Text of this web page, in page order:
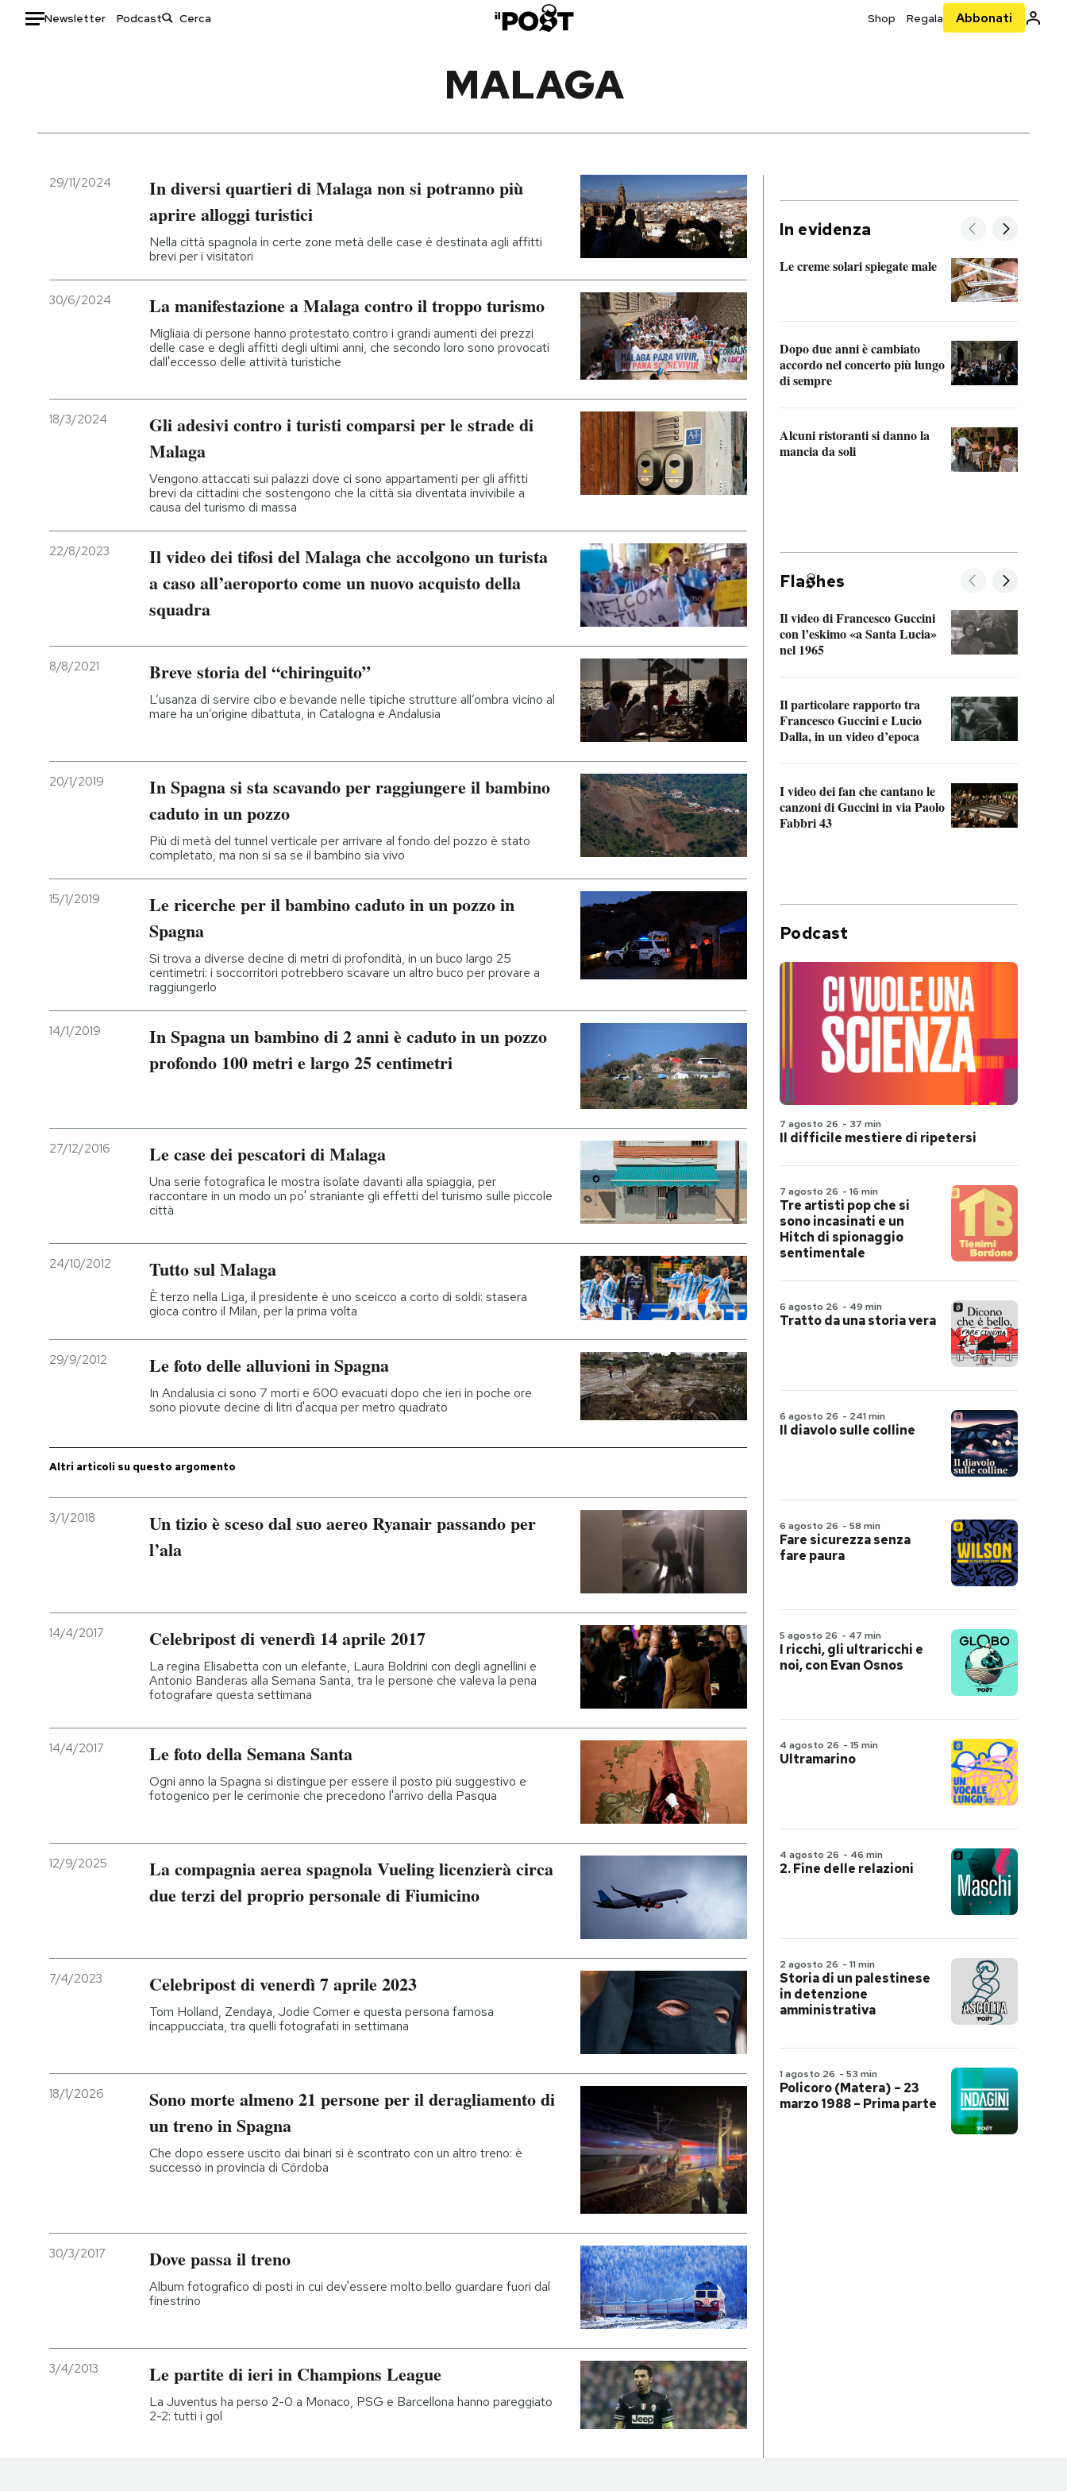
Newsletter Podcast Shop Regala Abbonati
Italia
Politica
Economia
Moda
Storie/Idee
Ok Boomer!
Media
Mondiali calcio 2026
I MIEI PREFERITI
SHOP
AREA PERSONALE
MALAGA
29/11/2024
In diversi quartieri di Malaga non si potranno più
aprire alloggi turistici
Nella città spagnola in certe zone metà delle case è destinata agli affitti
brevi per i visitatori
30/6/2024 La manifestazione a Malaga contro il troppo turismo
Migliaia di persone hanno protestato contro i grandi aumenti dei prezzi
delle case e degli affitti degli ultimi anni, che secondo loro sono provocati
dall'eccesso delle attività turistiche
18/3/2024
Gli adesivi contro i turisti comparsi per le strade di
Malaga
Vengono attaccati sui palazzi dove ci sono appartamenti per gli affitti
brevi da cittadini che sostengono che la città sia diventata invivibile a
causa del turismo di massa
22/8/2023
Il video dei tifosi del Malaga che accolgono un turista
a caso all’aeroporto come un nuovo acquisto della
squadra
8/8/2021 Breve storia del “chiringuito”
L’usanza di servire cibo e bevande nelle tipiche strutture all’ombra vicino al
mare ha un’origine dibattuta, in Catalogna e Andalusia
20/1/2019
In Spagna si sta scavando per raggiungere il bambino
caduto in un pozzo
Più di metà del tunnel verticale per arrivare al fondo del pozzo è stato
completato, ma non si sa se il bambino sia vivo
15/1/2019
Le ricerche per il bambino caduto in un pozzo in
Spagna
Si trova a diverse decine di metri di profondità, in un buco largo 25
centimetri: i soccorritori potrebbero scavare un altro buco per provare a
raggiungerlo
14/1/2019
In Spagna un bambino di 2 anni è caduto in un pozzo
profondo 100 metri e largo 25 centimetri
27/12/2016 Le case dei pescatori di Malaga
Una serie fotografica le mostra isolate davanti alla spiaggia, per
raccontare in un modo un po' straniante gli effetti del turismo sulle piccole
città
24/10/2012 Tutto sul Malaga
È terzo nella Liga, il presidente è uno sceicco a corto di soldi: stasera
gioca contro il Milan, per la prima volta
29/9/2012 Le foto delle alluvioni in Spagna
In Andalusia ci sono 7 morti e 600 evacuati dopo che ieri in poche ore
sono piovute decine di litri d'acqua per metro quadrato
Altri articoli su questo argomento
3/1/2018
Un tizio è sceso dal suo aereo Ryanair passando per
l’ala
14/4/2017 Celebripost di venerdì 14 aprile 2017
La regina Elisabetta con un elefante, Laura Boldrini con degli agnellini e
Antonio Banderas alla Semana Santa, tra le persone che valeva la pena
fotografare questa settimana
14/4/2017 Le foto della Semana Santa
Ogni anno la Spagna si distingue per essere il posto più suggestivo e
fotogenico per le cerimonie che precedono l'arrivo della Pasqua
12/9/2025
La compagnia aerea spagnola Vueling licenzierà circa
due terzi del proprio personale di Fiumicino
7/4/2023 Celebripost di venerdì 7 aprile 2023
Tom Holland, Zendaya, Jodie Comer e questa persona famosa
incappucciata, tra quelli fotografati in settimana
18/1/2026
Sono morte almeno 21 persone per il deragliamento di
un treno in Spagna
Che dopo essere uscito dai binari si è scontrato con un altro treno: è
successo in provincia di Córdoba
30/3/2017 Dove passa il treno
Album fotografico di posti in cui dev'essere molto bello guardare fuori dal
finestrino
3/4/2013 Le partite di ieri in Champions League
La Juventus ha perso 2-0 a Monaco, PSG e Barcellona hanno pareggiato
2-2: tutti i gol
In evidenza
Le creme solari spiegate male
Dopo due anni è cambiato
accordo nel concerto più lungo
di sempre
Alcuni ristoranti si danno la
mancia da soli
Fla hes
Il video di Francesco Guccini
con l’eskimo «a Santa Lucia»
nel 1965
Il particolare rapporto tra
Francesco Guccini e Lucio
Dalla, in un video d’epoca
I video dei fan che cantano le
canzoni di Guccini in via Paolo
Fabbri 43
Podcast
7 agosto 26 - 37 min
Il difficile mestiere di ripetersi
7 agosto 26 - 16 min
Tre artisti pop che si
sono incasinati e un
Hitch di spionaggio
sentimentale
6 agosto 26 - 49 min
Tratto da una storia vera
6 agosto 26 - 241 min
Il diavolo sulle colline
6 agosto 26 - 58 min
Fare sicurezza senza
fare paura
5 agosto 26 - 47 min
I ricchi, gli ultraricchi e
noi, con Evan Osnos
4 agosto 26 - 15 min
Ultramarino
4 agosto 26 - 46 min
2. Fine delle relazioni
2 agosto 26 - 11 min
Storia di un palestinese
in detenzione
amministrativa
1 agosto 26 - 53 min
Policoro (Matera) – 23
marzo 1988 – Prima parte